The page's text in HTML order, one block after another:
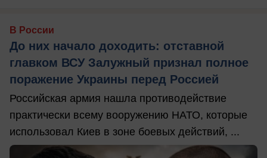
В России
До них начало доходить: отставной
главком ВСУ Залужный признал полное
поражение Украины перед Россией
Российская армия нашла противодействие
практически всему вооружению НАТО, которые
использовал Киев в зоне боевых действий, ...